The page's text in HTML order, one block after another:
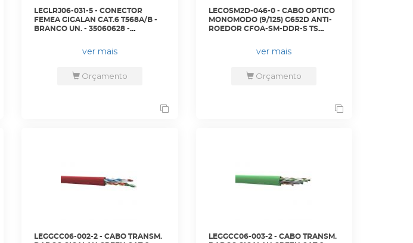
LEGLRJ06-031-5 - CONECTOR
FEMEA GIGALAN CAT.6 T568A/B -
BRANCO UN. - 35060628 -
ver mais
Orçamento
LECOSM2D-046-0 - CABO OPTICO
MONOMODO (9/125) G652D ANTI-
ROEDOR CFOA-SM-DDR-S TS
ver mais
Orçamento
LEGGCC06-002-2 - CABO TRANSM.
LEGGCC06-003-2 - CABO TRANSM.